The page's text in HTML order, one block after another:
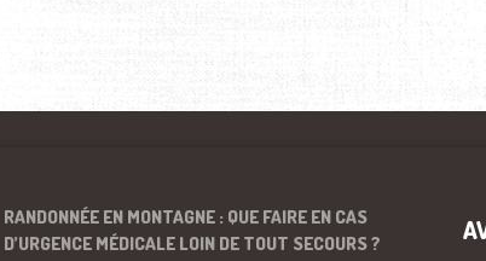
RANDONNÉE EN MONTAGNE : QUE FAIRE EN CAS
D’URGENCE MÉDICALE LOIN DE TOUT SECOURS ?